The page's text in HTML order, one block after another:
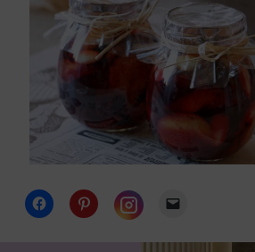
Click
to
Click
to
link